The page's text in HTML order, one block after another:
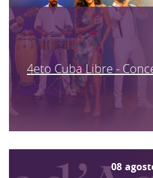
4eto Cuba Libre -
08